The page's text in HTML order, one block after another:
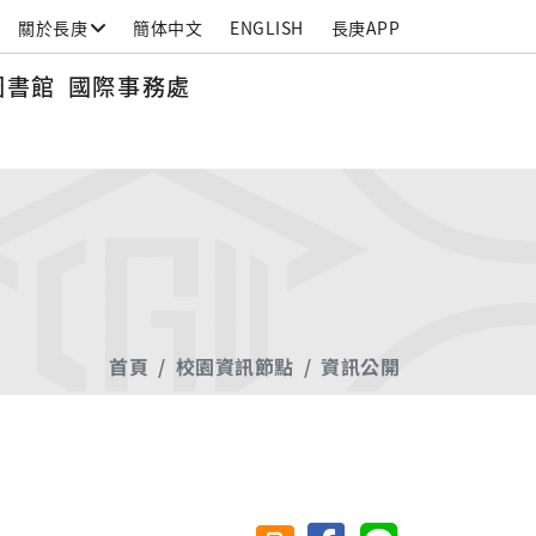
關於長庚 簡体中文 ENGLISH 長庚APP
館 國際事務處
首頁 校園資訊節點 資訊公開
分享至臉書分享至 Line